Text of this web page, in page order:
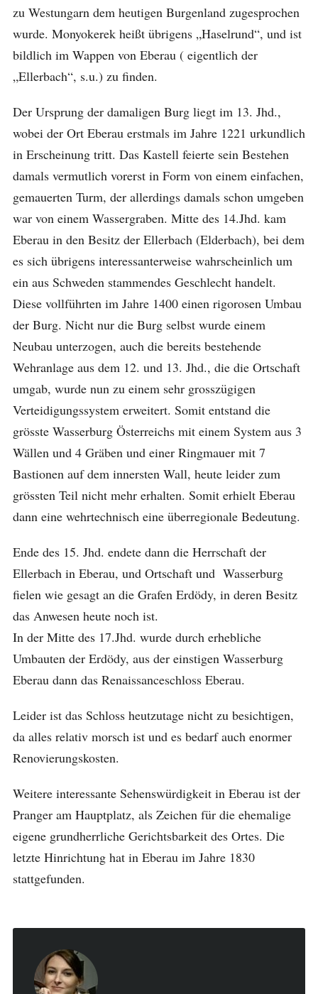
zu Westungarn dem heutigen Burgenland zugesprochen
wurde. Monyokerek heißt übrigens „Haselrund“, und ist
bildlich im Wappen von Eberau ( eigentlich der
„Ellerbach“, s.u.) zu finden.
Der Ursprung der damaligen Burg liegt im 13. Jhd.,
wobei der Ort Eberau erstmals im Jahre 1221 urkundlich
in Erscheinung tritt. Das Kastell feierte sein Bestehen
damals vermutlich vorerst in Form von einem einfachen,
gemauerten Turm, der allerdings damals schon umgeben
war von einem Wassergraben. Mitte des 14.Jhd. kam
Eberau in den Besitz der Ellerbach (Elderbach), bei dem
es sich übrigens interessanterweise wahrscheinlich um
ein aus Schweden stammendes Geschlecht handelt.
Diese vollführten im Jahre 1400 einen rigorosen Umbau
der Burg. Nicht nur die Burg selbst wurde einem
Neubau unterzogen, auch die bereits bestehende
Wehranlage aus dem 12. und 13. Jhd., die die Ortschaft
umgab, wurde nun zu einem sehr grosszügigen
Verteidigungssystem erweitert. Somit entstand die
grösste Wasserburg Österreichs mit einem System aus 3
Wällen und 4 Gräben und einer Ringmauer mit 7
Bastionen auf dem innersten Wall, heute leider zum
grössten Teil nicht mehr erhalten. Somit erhielt Eberau
dann eine wehrtechnisch eine überregionale Bedeutung.
Ende des 15. Jhd. endete dann die Herrschaft der
Ellerbach in Eberau, und Ortschaft und Wasserburg
fielen wie gesagt an die Grafen Erdödy, in deren Besitz
das Anwesen heute noch ist.
In der Mitte des 17.Jhd. wurde durch erhebliche
Umbauten der Erdödy, aus der einstigen Wasserburg
Eberau dann das Renaissanceschloss Eberau.
Leider ist das Schloss heutzutage nicht zu besichtigen,
da alles relativ morsch ist und es bedarf auch enormer
Renovierungskosten.
Weitere interessante Sehenswürdigkeit in Eberau ist der
Pranger am Hauptplatz, als Zeichen für die ehemalige
eigene grundherrliche Gerichtsbarkeit des Ortes. Die
letzte Hinrichtung hat in Eberau im Jahre 1830
stattgefunden.